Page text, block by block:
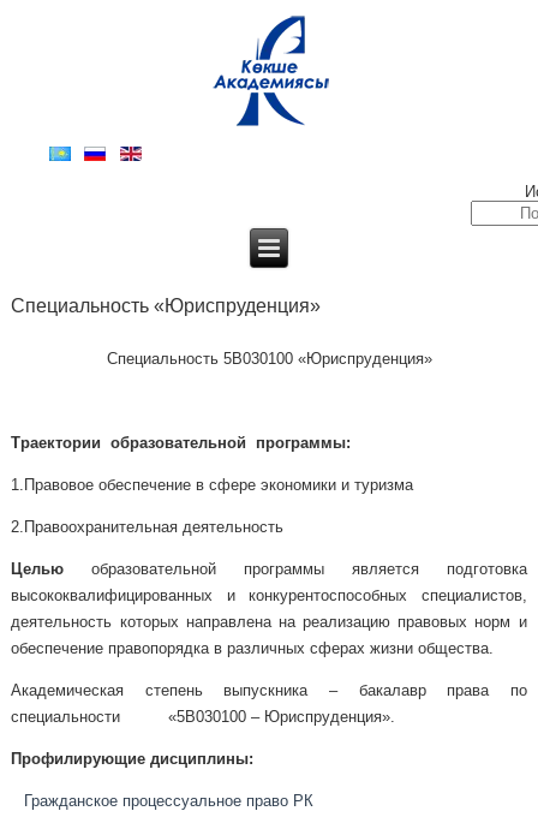
Специальность «Юриспруденция»
Специальность 5В030100 «Юриспруденция»
Траектории образовательной программы:
1.Правовое обеспечение в сфере экономики и туризма
2.Правоохранительная деятельность
Целью образовательной программы является подготовка
высококвалифицированных и конкурентоспособных специалистов,
деятельность которых направлена на реализацию правовых норм и
обеспечение правопорядка в различных сферах жизни общества.
Академическая степень выпускника – бакалавр права по
специальности «5В030100 – Юриспруденция».
Профилирующие дисциплины:
Гражданское процессуальное право РК